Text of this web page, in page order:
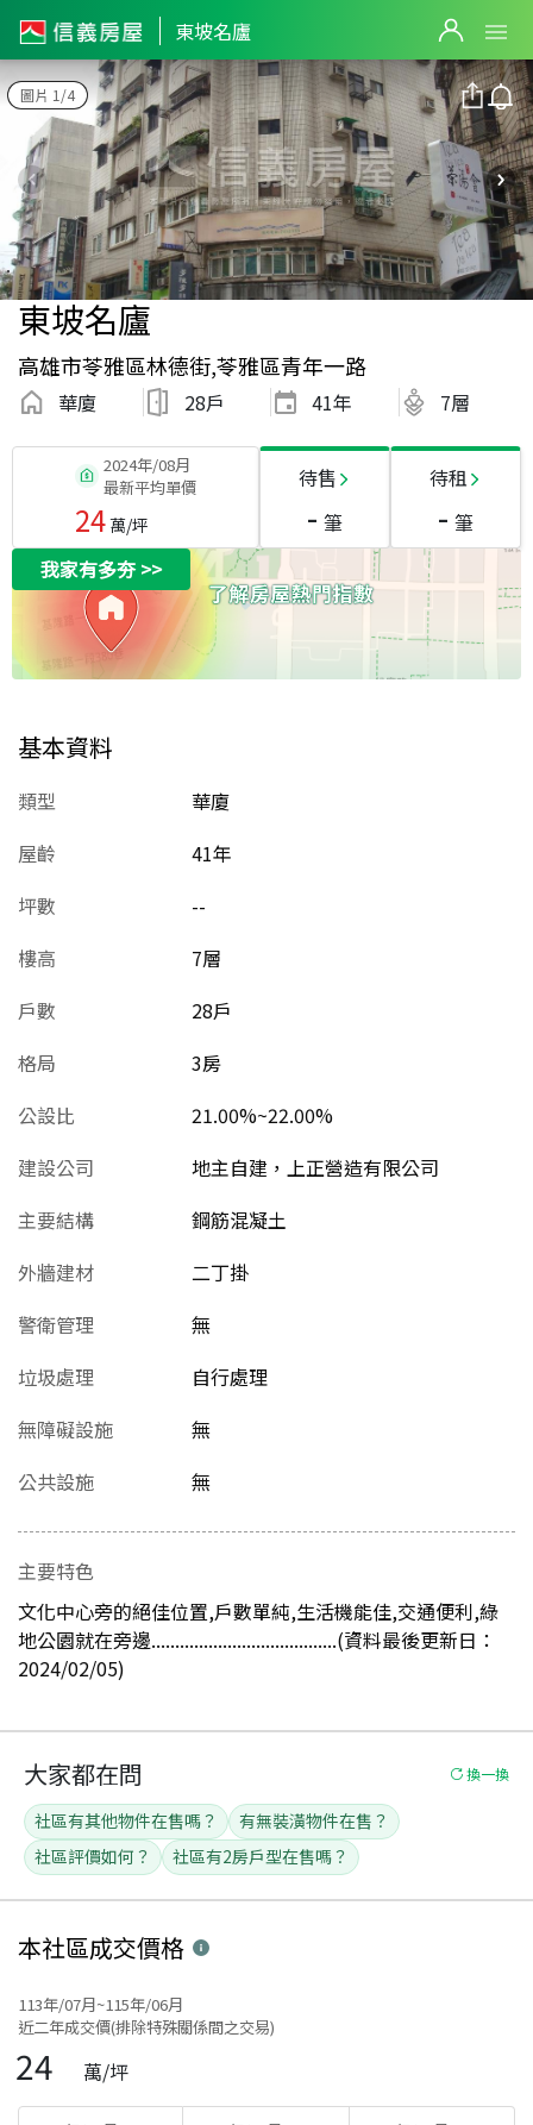
東坡名廬
圖片 1/4
東坡名廬
高雄市苓雅區林德街,苓雅區青年一路
華廈 28戶 41年 7層
2024年/08月
最新平均單價
24萬/坪
待售
- 筆
待租
- 筆
我家有多夯>>
基本資料
類型
華廈
屋齡
41年
坪數
--
樓高
7層
戶數
28戶
格局
3房
公設比
21.00%~22.00%
建設公司
地主自建，上正營造有限公司
主要結構
鋼筋混凝土
外牆建材
二丁掛
警衛管理
無
垃圾處理
自行處理
無障礙設施
無
公共設施
無
主要特色
文化中心旁的絕佳位置,戶數單純,生活機能佳,交通便利,綠
地公園就在旁邊.......................................(資料最後更新日：
2024/02/05)
大家都在問 換一換
社區有其他物件在售嗎？
有無裝潢物件在售？
社區評價如何？
社區有2房戶型在售嗎？
本社區成交價格
113年/07月~115年/06月
近二年成交價(排除特殊關係間之交易)
24 萬/坪